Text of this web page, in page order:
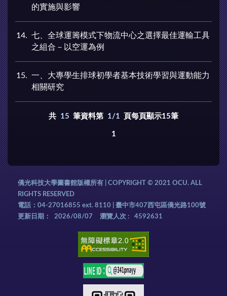
的實施與影響
14
七、全球運籌模式下物流中心之選擇最佳運輸工具
之組合－以空運為例
15
一、大專學生排球初學者基本技術學習與運動能力
相關研究
共 15 筆資料第 1/1 頁每頁顯示15筆
1
僑光科技大學圖書館版權所有 | COPYRIGHT © 2021 OCU. ALL
RIGHTS RESERVED
電話：04-27016855 ext. 8110 | 臺中市407西屯區僑光路100號
更新日期：
2026/08/07 瀏覽人次 : 4592631